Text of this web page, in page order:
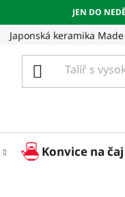
JEN DO
Japonská keramika
Konvice na čaj